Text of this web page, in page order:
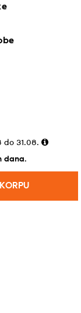
do 31.08.
dana.